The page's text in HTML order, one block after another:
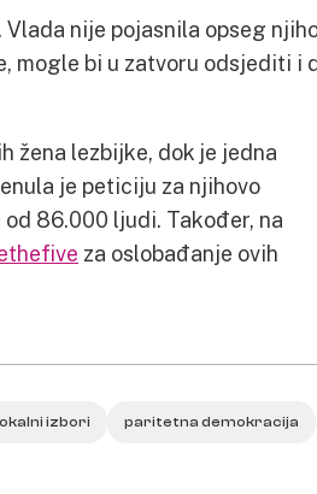
nije pojasnila opseg
bi u zatvoru odsjediti i
žena lezbijke, dok je jedna
je peticiju za njihovo
86.000 ljudi. Također, na
za oslobađanje ovih
izbori paritetna demokracija